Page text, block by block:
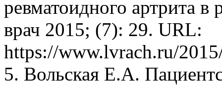
ревматоидного артрита
врач 2015; (7): 29. URL:
https://www.lvrach.ru/
5. Вольская E.A.